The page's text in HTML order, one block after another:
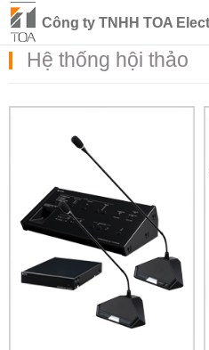
Công ty TNHH TOA
Hệ thống hội thảo